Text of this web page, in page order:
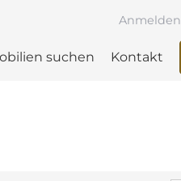
suchen Kontakt
Anmelden